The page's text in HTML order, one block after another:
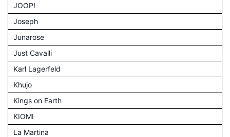
JOOP!
Joseph
Junarose
Just Cavalli
Karl Lagerfeld
Khujo
Kings on Earth
KIOMI
La Martina